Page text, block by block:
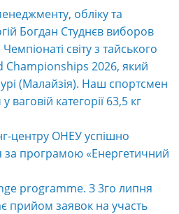
обліку та
Богдан Студнєв виборов
світу з тайського
Championships 2026, який
(Малайзія). Наш спортсмен
категорії 63,5 кг
центру ОНЕУ успішно
програмою «Енергетичний
programme. З 3го липня
прийом заявок на участь